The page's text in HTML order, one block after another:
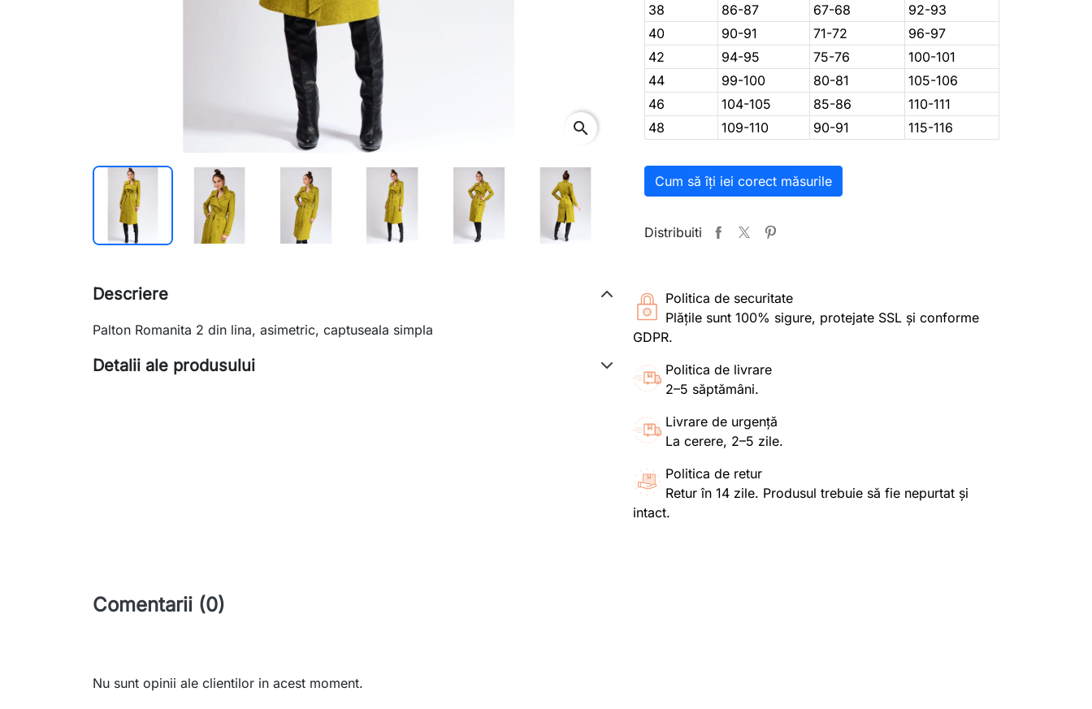
search
38
86-87 67-68
92-93
40
90-91 71-72
96-97
42
94-95 75-76
100-101
44
99-100 80-81
105-106
46
104-105 85-86
110-111
48
109-110 90-91 115-116
Cum să îți iei corect măsurile
Distribuiti
Politica de securitate
Plățile sunt 100% sigure, protejate SSL și conforme
GDPR.
Politica de livrare
2–5 săptămâni.
Livrare de urgență
La cerere, 2–5 zile.
Politica de retur
Retur în 14 zile. Produsul trebuie să fie nepurtat și
intact.
Descriere
Palton Romanita 2 din lina, asimetric, captuseala simpla
Detalii ale produsului
Comentarii (0)
Nu sunt opinii ale clientilor in acest moment.